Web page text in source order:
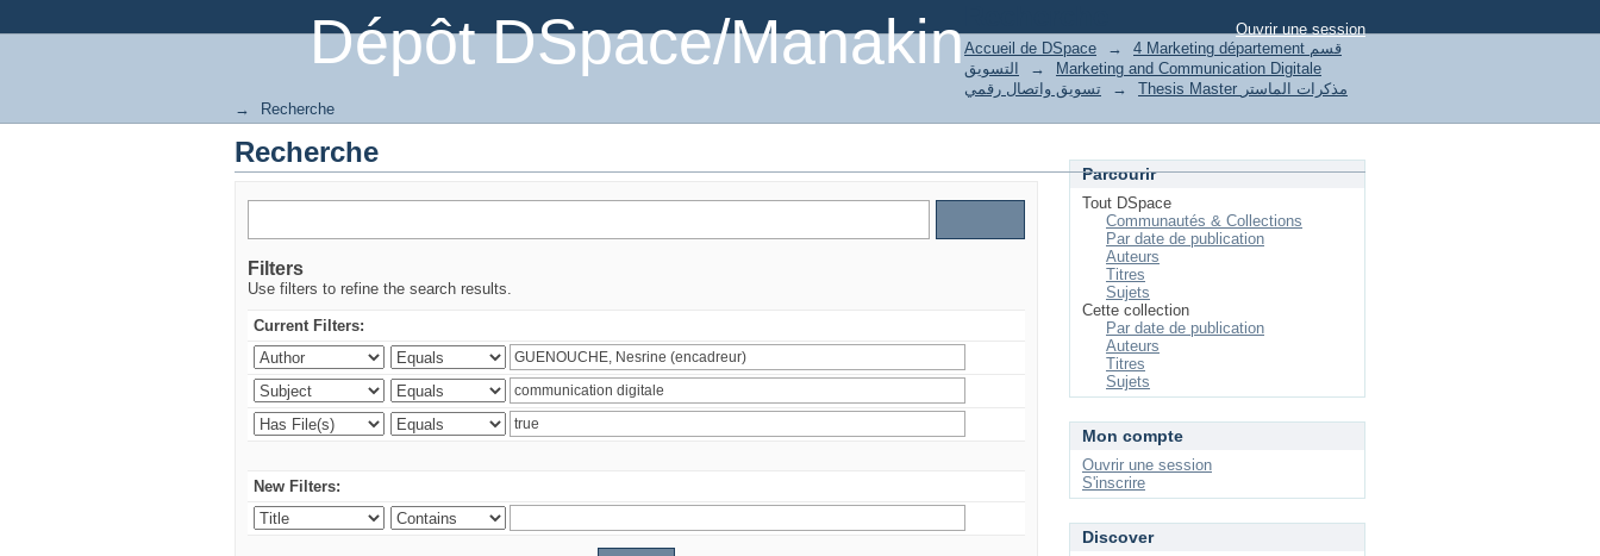
Dépôt DSpace/Manakin
Ouvrir une session
Accueil de DSpace
→
4 Marketing département قسم
التسويق
→
Marketing and Communication Digitale
تسويق واتصال رقمي
→
Thesis Master مذكرات الماستر
→
Recherche
Recherche
Filters
Use filters to refine the search results.
Current Filters:
New Filters:
Parcourir
Tout DSpace
Communautés & Collections
Par date de publication
Auteurs
Titres
Sujets
Cette collection
Par date de publication
Auteurs
Titres
Sujets
Mon compte
Ouvrir une session
S'inscrire
Discover